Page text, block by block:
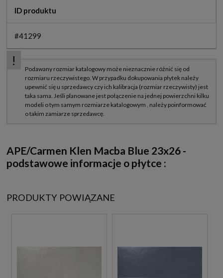
ID produktu
#41299
APE/Carmen Klen Macba Blue 23x26 -
podstawowe informacje o płytce :
PRODUKTY POWIĄZANE